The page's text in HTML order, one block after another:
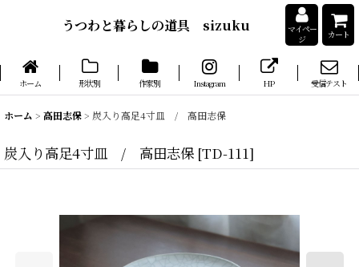
うつわと暮らしの道具 sizuku
マイペー
ジ
カート
ホーム 形状別 作家別 Instagram HP 受信テスト
ホーム > 高田志保> 炭入り高足4寸皿 / 高田志保
炭入り高足4寸皿 / 高田志保 [TD-111]